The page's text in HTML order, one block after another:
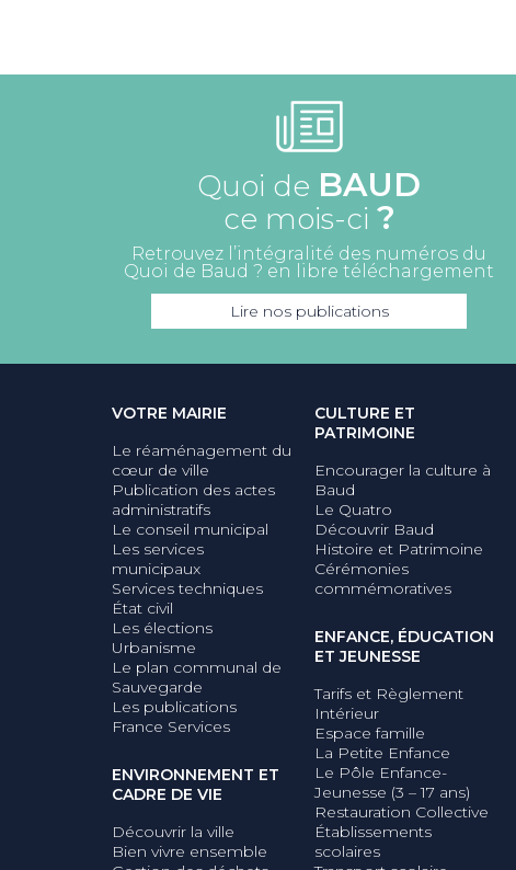
Quoi de BAUD
ce mois-ci ?
Retrouvez l’intégralité des numéros du
Quoi de Baud ? en libre téléchargement
Lire nos publications
VOTRE MAIRIE
Le réaménagement du
cœur de ville
Publication des actes
administratifs
Le conseil municipal
Les services
municipaux
Services techniques
État civil
Les élections
Urbanisme
Le plan communal de
Sauvegarde
Les publications
France Services
ENVIRONNEMENT ET
CADRE DE VIE
Découvrir la ville
Bien vivre ensemble
CULTURE ET
PATRIMOINE
Encourager la culture à
Baud
Le Quatro
Découvrir Baud
Histoire et Patrimoine
Cérémonies
commémoratives
ENFANCE, ÉDUCATION
ET JEUNESSE
Tarifs et Règlement
Intérieur
Espace famille
La Petite Enfance
Le Pôle Enfance-
Jeunesse (3 – 17 ans)
Restauration Collective
Établissements
scolaires